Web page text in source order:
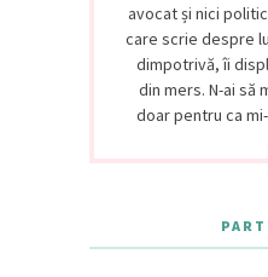
avocat și nici
care scrie despre
dimpotrivă, îi
din mers. N-ai să
doar pentru ca